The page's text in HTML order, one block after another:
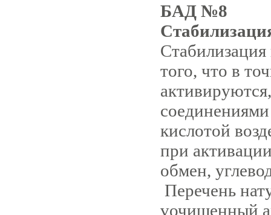
БАД №8
Стабилизация
того, что в
кислотой
при
обмен,
Перечень
vочищенный